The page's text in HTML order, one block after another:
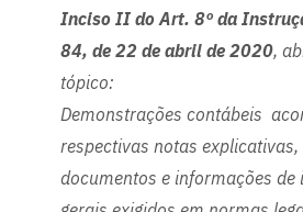
Inciso II do Art. 8º da
84, de 22 de abril de 2020,
tópico:
Demonstrações contábeis
respectivas notas
documentos e informações de